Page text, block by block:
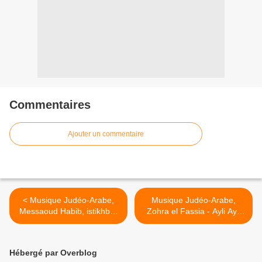
Commentaires
Ajouter un commentaire
< Musique Judéo-Arabe,
Messaoud Habib, istikhbar
Ochaq (1928, by Columbia
Musique Judéo-Arabe,
Zohra el Fassia - Ayli Ayli
Hbibi diali (1955), éditions
Hébergé par Overblog